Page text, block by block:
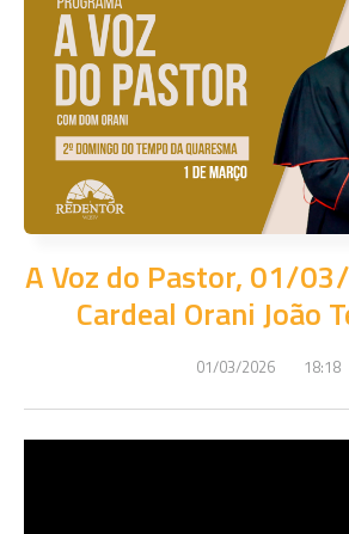
A Voz do Pastor, 01/
Cardeal Orani João
01/03/2026 18:18